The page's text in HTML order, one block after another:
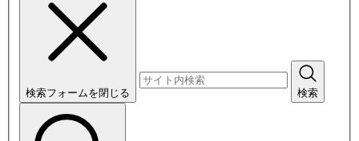
検索フォームを閉じる 検索